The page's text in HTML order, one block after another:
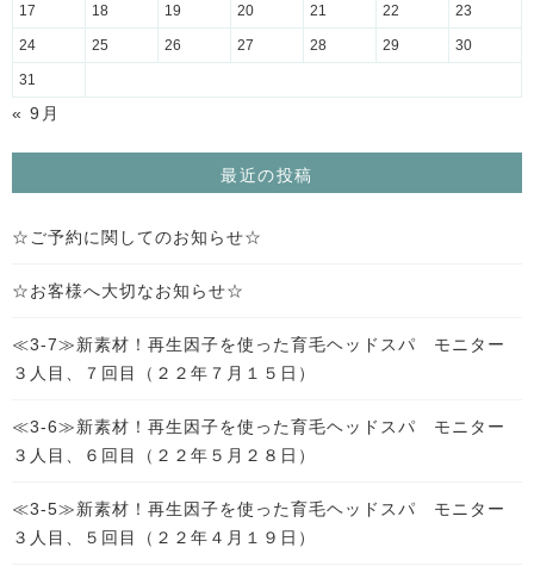
17 18 19 20 21 22 23
24 25 26 27 28 29 30
31
« 9月
最近の投稿
☆ご予約に関してのお知らせ☆
☆お客様へ大切なお知らせ☆
≪3-7≫新素材！再生因子を使った育毛ヘッドスパ モニター
３人目、７回目（２２年７月１５日）
≪3-6≫新素材！再生因子を使った育毛ヘッドスパ モニター
３人目、６回目（２２年５月２８日）
≪3-5≫新素材！再生因子を使った育毛ヘッドスパ モニター
３人目、５回目（２２年４月１９日）